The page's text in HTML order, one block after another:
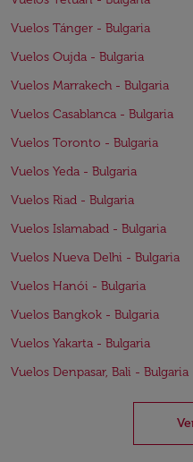
Vuelos Tánger - Bulgaria
Vuelos Oujda - Bulgaria
Vuelos Marrakech - Bulgaria
Vuelos Casablanca - Bulgaria
Vuelos Toronto - Bulgaria
Vuelos Yeda - Bulgaria
Vuelos Riad - Bulgaria
Vuelos Islamabad - Bulgaria
Vuelos Nueva Delhi - Bulgaria
Vuelos Hanói - Bulgaria
Vuelos Bangkok - Bulgaria
Vuelos Yakarta - Bulgaria
Vuelos Denpasar, Bali - Bulgaria